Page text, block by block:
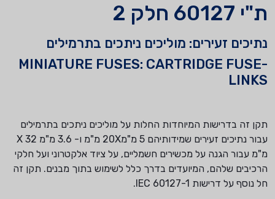
ת"י 60127 חלק 2
נתיכים זעירים: מוליכים ניתכים בתרמילים
MINIATURE FUSES: CARTRIDGE FUSE-
LINKS
תקן זה בדרישות המיוחדות החלות על מוליכים ניתכים בתרמילים
עבור נתיכים זעירים שמידותיהם 5 מ"מ20X מ"מ ו- 3.6 מ"מ 32 X
מ"מ עבור הגנה על מכשירים חשמליים, על ציוד אלקטרוני ועל חלקי
הרכיבים שלהם, המיועדים בדרך כלל לשימוש בתוך מבנים. תקן זה
חל נוסף על דרישות 60127-1 IEC.